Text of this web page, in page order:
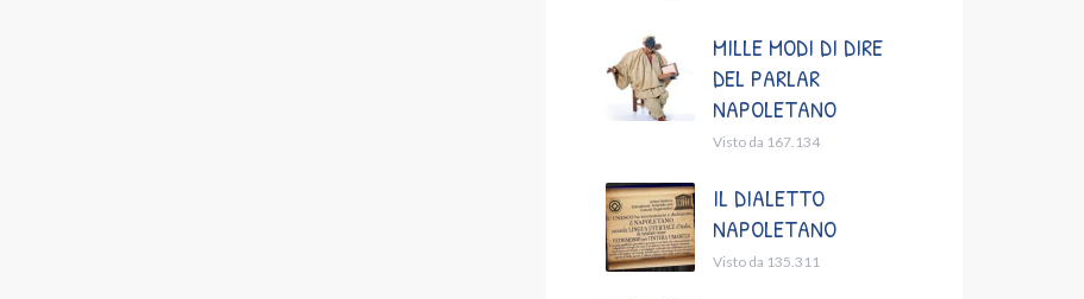
MILLE MODI DI DIRE
DEL PARLAR
NAPOLETANO
Visto da 167.134
IL DIALETTO
NAPOLETANO
Visto da 135.311